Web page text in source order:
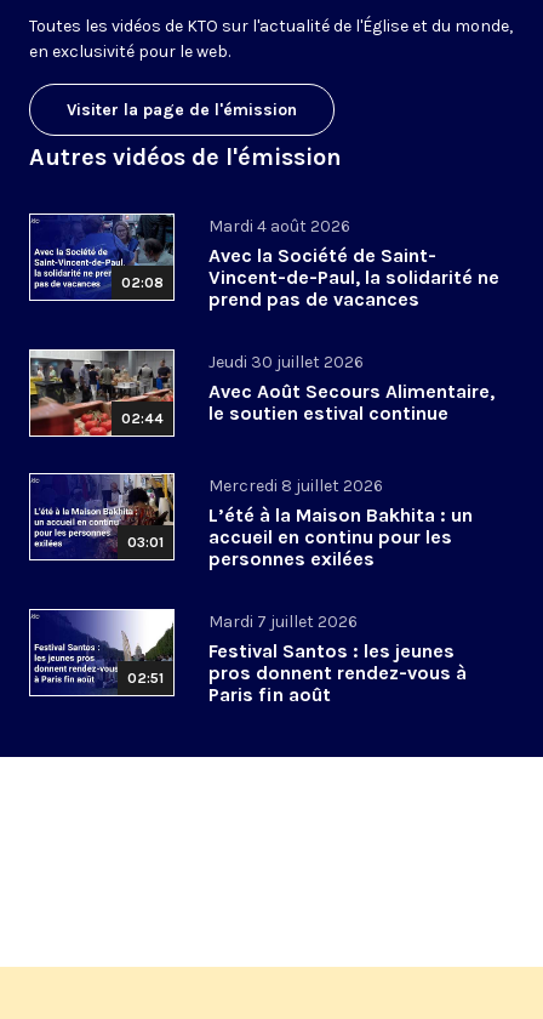
Toutes les vidéos de KTO sur l'actualité de l'Église et du monde,
en exclusivité pour le web.
Visiter la page de l'émission
Autres vidéos de l'émission
02:08
Mardi 4 août 2026
Avec la Société de Saint-
Vincent-de-Paul, la solidarité ne
prend pas de vacances
02:44
Jeudi 30 juillet 2026
Avec Août Secours Alimentaire,
le soutien estival continue
03:01
Mercredi 8 juillet 2026
L’été à la Maison Bakhita : un
accueil en continu pour les
personnes exilées
02:51
Mardi 7 juillet 2026
Festival Santos : les jeunes
pros donnent rendez-vous à
Paris fin août